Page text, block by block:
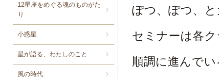
12星座をめぐる魂のものがた
り
小惑星
星が語る、わたしのこと
風の時代
ぽつ、ぽつ、
セミナーは各
順調に進んで